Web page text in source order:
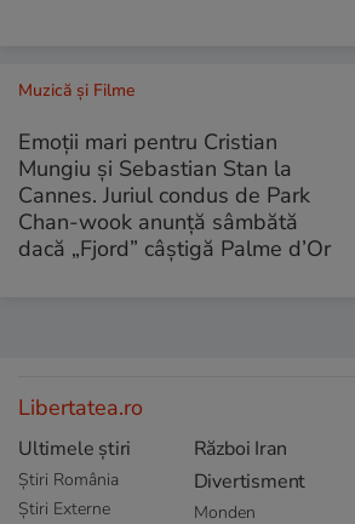
Muzică și Filme
Emoții mari pentru Cristian
Mungiu și Sebastian Stan la
Cannes. Juriul condus de Park
Chan-wook anunță sâmbătă
dacă „Fjord” câștigă Palme d’Or
Libertatea.ro
Ultimele știri
Știri România
Știri Externe
Război Iran
Divertisment
Monden